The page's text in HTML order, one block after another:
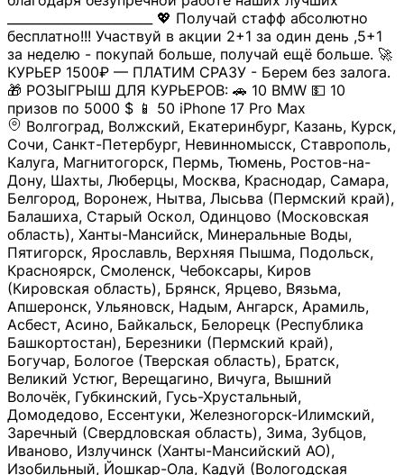
_______________________ 💖 Получай стафф абсолютно
бесплатно!!! Участвуй в акции 2+1 за один день ,5+1
за неделю - покупай больше, получай ещё больше. 🚀
КУРЬЕР 1500₽ — ПЛАТИМ СРАЗУ - Берем без залога.
🎁 РОЗЫГРЫШ ДЛЯ КУРЬЕРОВ: 🚗 10 BMW 💵 10
призов по 5000 $ 📱 50 iPhone 17 Pro Max
Волгоград, Волжский, Екатеринбург, Казань, Курск,
Сочи, Санкт-Петербург, Невинномысск, Ставрополь,
Калуга, Магнитогорск, Пермь, Тюмень, Ростов-на-
Дону, Шахты, Люберцы, Москва, Краснодар, Самара,
Белгород, Воронеж, Нытва, Лысьва (Пермский край),
Балашиха, Старый Оскол, Одинцово (Московская
область), Ханты-Мансийск, Минеральные Воды,
Пятигорск, Ярославль, Верхняя Пышма, Подольск,
Красноярск, Смоленск, Чебоксары, Киров
(Кировская область), Брянск, Ярцево, Вязьма,
Апшеронск, Ульяновск, Надым, Ангарск, Арамиль,
Асбест, Асино, Байкальск, Белорецк (Республика
Башкортостан), Березники (Пермский край),
Богучар, Бологое (Тверская область), Братск,
Великий Устюг, Верещагино, Вичуга, Вышний
Волочёк, Губкинский, Гусь-Хрустальный,
Домодедово, Ессентуки, Железногорск-Илимский,
Заречный (Свердловская область), Зима, Зубцов,
Иваново, Излучинск (Ханты-Мансийский АО),
Изобильный, Йошкар-Ола, Кадуй (Вологодская